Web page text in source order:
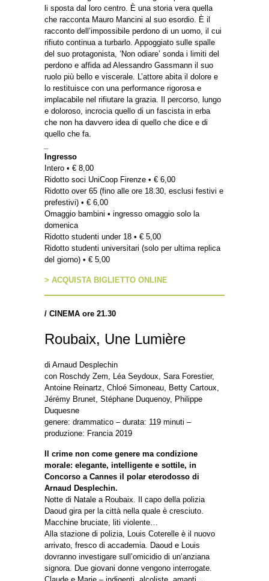
li sposta dal loro centro. È una storia vera quella
che racconta Mauro Mancini al suo esordio. È il
racconto dell’impossibile perdono di un uomo, il cui
rifiuto continua a turbarlo. Appoggiato sulle spalle
del suo protagonista, ‘Non odiare’ sonda i limiti del
perdono e affida ad Alessandro Gassmann il suo
ruolo più bello e viscerale. L’attore abita il dolore e
lo restituisce con una performance rigorosa e
implacabile nel rifiutare la grazia. Il percorso, lungo
e doloroso, incrocia quello di un fascista in erba
che non ha davvero idea di quello che dice e di
quello che fa.
Ingresso
Intero • € 8,00
Ridotto soci UniCoop Firenze • € 6,00
Ridotto over 65 (fino alle ore 18.30, esclusi festivi e
prefestivi) • € 6,00
Omaggio bambini • ingresso omaggio solo la
domenica
Ridotto studenti under 18 • € 5,00
Ridotto studenti universitari (solo per ultima replica
del giorno) • € 5,00
> ACQUISTA BIGLIETTO ONLINE
/ CINEMA ore 21.30
Roubaix, Une Lumière
di Arnaud Desplechin
con Roschdy Zem, Léa Seydoux, Sara Forestier,
Antoine Reinartz, Chloé Simoneau, Betty Cartoux,
Jérémy Brunet, Stéphane Duquenoy, Philippe
Duquesne
genere: drammatico – durata: 119 minuti –
produzione: Francia 2019
Il crime non come genere ma condizione
morale: elegante, intelligente e sottile, in
Concorso a Cannes il polar eterodosso di
Arnaud Desplechin.
Notte di Natale a Roubaix. Il capo della polizia
Daoud gira per la città nella quale è cresciuto.
Macchine bruciate, liti violente…
Alla stazione di polizia, Louis Coterelle è il nuovo
arrivato, fresco di accademia. Daoud e Louis
dovranno investigare sull’omicidio di un’anziana
signora. Due giovani donne vengono interrogate.